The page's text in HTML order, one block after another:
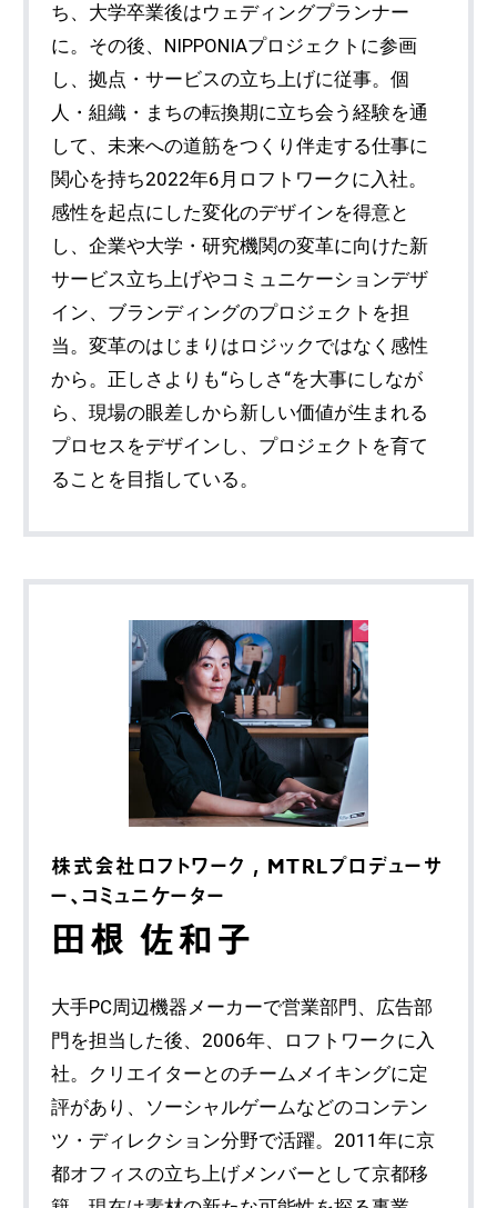
ち、大学卒業後はウェディングプランナー
に。その後、NIPPONIAプロジェクトに参画
し、拠点・サービスの立ち上げに従事。個
人・組織・まちの転換期に立ち会う経験を通
して、未来への道筋をつくり伴走する仕事に
関心を持ち2022年6月ロフトワークに入社。
感性を起点にした変化のデザインを得意と
し、企業や大学・研究機関の変革に向けた新
サービス立ち上げやコミュニケーションデザ
イン、ブランディングのプロジェクトを担
当。変革のはじまりはロジックではなく感性
から。正しさよりも“らしさ“を大事にしなが
ら、現場の眼差しから新しい価値が生まれる
プロセスをデザインし、プロジェクトを育て
ることを目指している。
株式会社ロフトワーク , MTRLプロデューサ
ー、コミュニケーター
田根 佐和子
大手PC周辺機器メーカーで営業部門、広告部
門を担当した後、2006年、ロフトワークに入
社。クリエイターとのチームメイキングに定
評があり、ソーシャルゲームなどのコンテン
ツ・ディレクション分野で活躍。2011年に京
都オフィスの立ち上げメンバーとして京都移